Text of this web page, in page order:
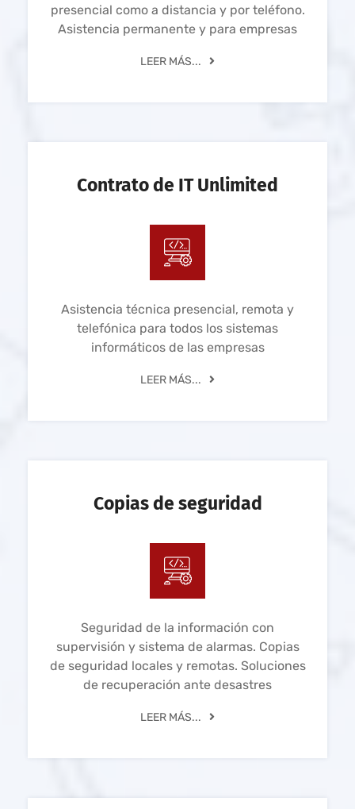
presencial como a distancia y por teléfono.
Asistencia permanente y para empresas
LEER MÁS...
Contrato de IT Unlimited
Asistencia técnica presencial, remota y
telefónica para todos los sistemas
informáticos de las empresas
LEER MÁS...
Copias de seguridad
Seguridad de la información con
supervisión y sistema de alarmas. Copias
de seguridad locales y remotas. Soluciones
de recuperación ante desastres
LEER MÁS...